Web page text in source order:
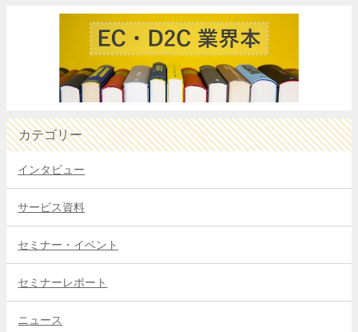
カテゴリー
インタビュー
サービス資料
セミナー・イベント
セミナーレポート
ニュース